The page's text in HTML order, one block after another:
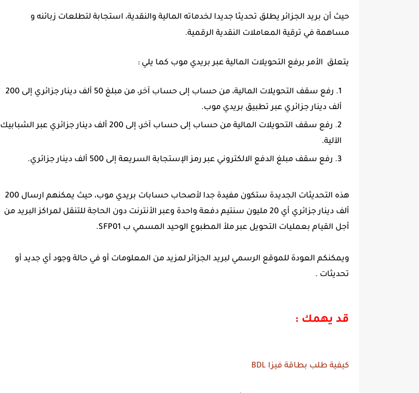
حيث أن بريد الجزائر يطلق تحديثا جديدا لخدماته المالية والنقدية، استجابة لتطلعات زبائنه و
مساهمة في ترقية المعاملات النقدية الرقمية.
يتعلق الأمر برفع التحويلات المالية عبر بريدي موب كما يلي :
رفع سقف التحويلات المالية، من حساب إلى حساب آخر، من مبلغ 50 ألف دينار جزائري إلى 200
ألف دينار جزائري عبر تطبيق بريدي موب.
رفع سقف التحويلات المالية من حساب إلى حساب آخر، إلى 200 ألف دينار جزائري عبر الشبابيك
الآلية.
رفع سقف مبلغ الدفع الالكتروني عبر رمز الإستجابة السريعة إلى 500 ألف دينار جزائري.
هذه التحديثات الجديدة ستكون مفيدة جدا لأصحاب حسابات بريدي موب، حيث يمكنهم ارسال 200
ألف دينار جزائري أي 20 مليون سنتيم دفعة واحدة وعبر الأنترنت دون الحاجة للتنقل لمراكز البريد من
أجل القيام بعمليات التحويل عبر ملأ المطبوع الوحيد المسمي ب SFP01.
ويمكنكم العودة للموقع الرسمي لبريد الجزائر لمزيد من المعلومات أو في حالة وجود أي جديد أو
تحديثات .
قد يهمك :
كيفية طلب بطاقة فيزا BDL